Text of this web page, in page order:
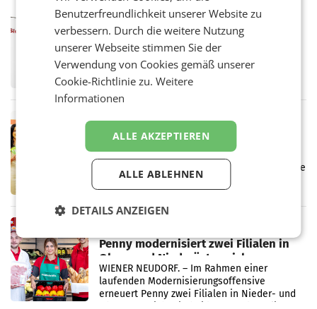
Vergleichszeitraum
MARKETING & MEDIA
ProSiebenSat.1 spart und macht
überraschend viel Gewinn
UNTERFÖHRING/MAILAND/AMSTERDAM. Der
Fernsehkonzern ProSiebenSat.1 hat im
Frühjahr dank Kostensenkungen operativ
Markterwartung deutlich übertroffen.
Eine Bühne für Zirkularität: ARA und
Müller informieren am POS über
Über den gesamten August hinweg rücken die
Altstoff Recycling Austria AG (ARA) und der
Handelskonzern Müller die Initiative
„Kreislauf-Helden“ in allen österreichischen
Müller-Filialen
Penny modernisiert zwei Filialen in
Ober- und Niederösterreich
WIENER NEUDORF. – Im Rahmen einer
laufenden Modernisierungsoffensive
erneuert Penny zwei Filialen in Nieder- und
Benutzerfreundlichkeit unserer Website zu
verbessern. Durch die weitere Nutzung
unserer Webseite stimmen Sie der
Verwendung von Cookies gemäß unserer
Cookie-Richtlinie zu.Weitere
Informationen
ALLE AKZEPTIEREN
ALLE ABLEHNEN
DETAILS ANZEIGEN